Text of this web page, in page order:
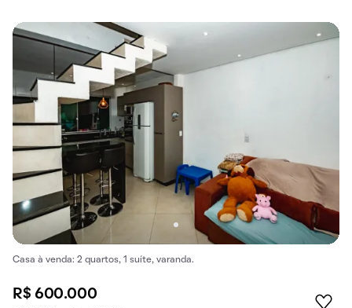
Casa à venda: 2 quartos, 1 suíte, varanda.
R$ 600.000